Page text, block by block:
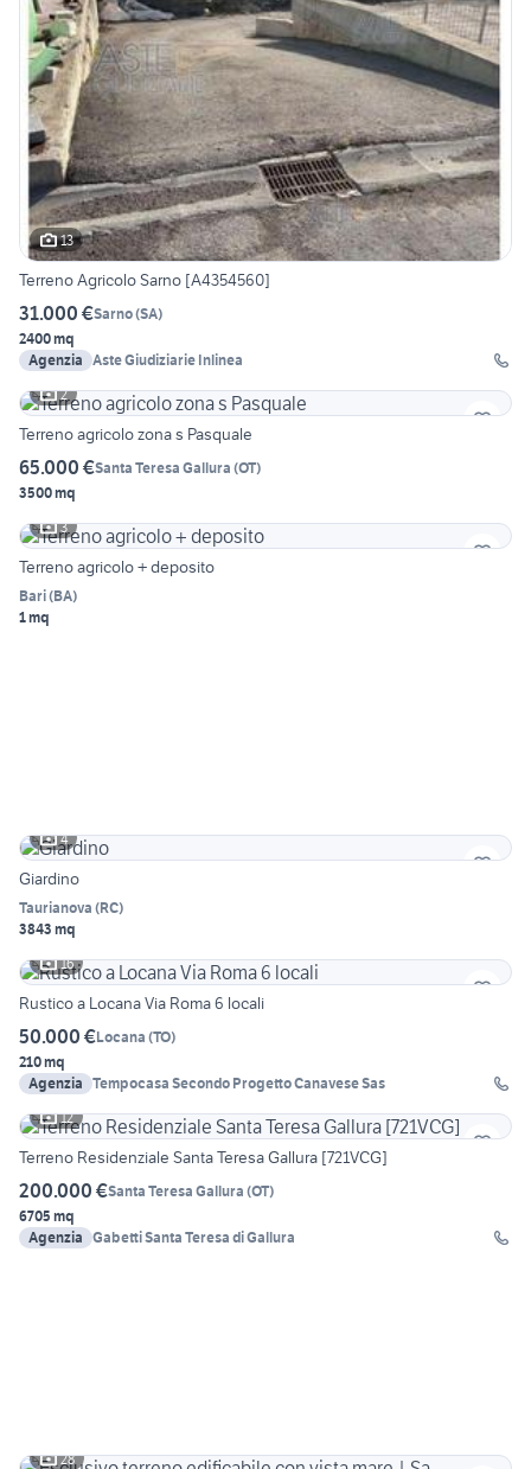
13
Terreno Agricolo Sarno [A4354560]
31.000 €Sarno(SA)
2400 mq
Agenzia Aste Giudiziarie Inlinea
2
Terreno agricolo zona s Pasquale
65.000 €Santa Teresa Gallura (OT)
3500 mq
3
Terreno agricolo + deposito
Bari(BA)
1 mq
4
Giardino
Taurianova (RC)
3843 mq
16
Rustico a Locana Via Roma 6 locali
50.000 €Locana (TO)
210 mq
Agenzia Tempocasa Secondo Progetto Canavese Sas
12
Terreno Residenziale Santa Teresa Gallura [721VCG]
200.000 €Santa Teresa Gallura (OT)
6705 mq
Agenzia Gabetti Santa Teresa di Gallura
28